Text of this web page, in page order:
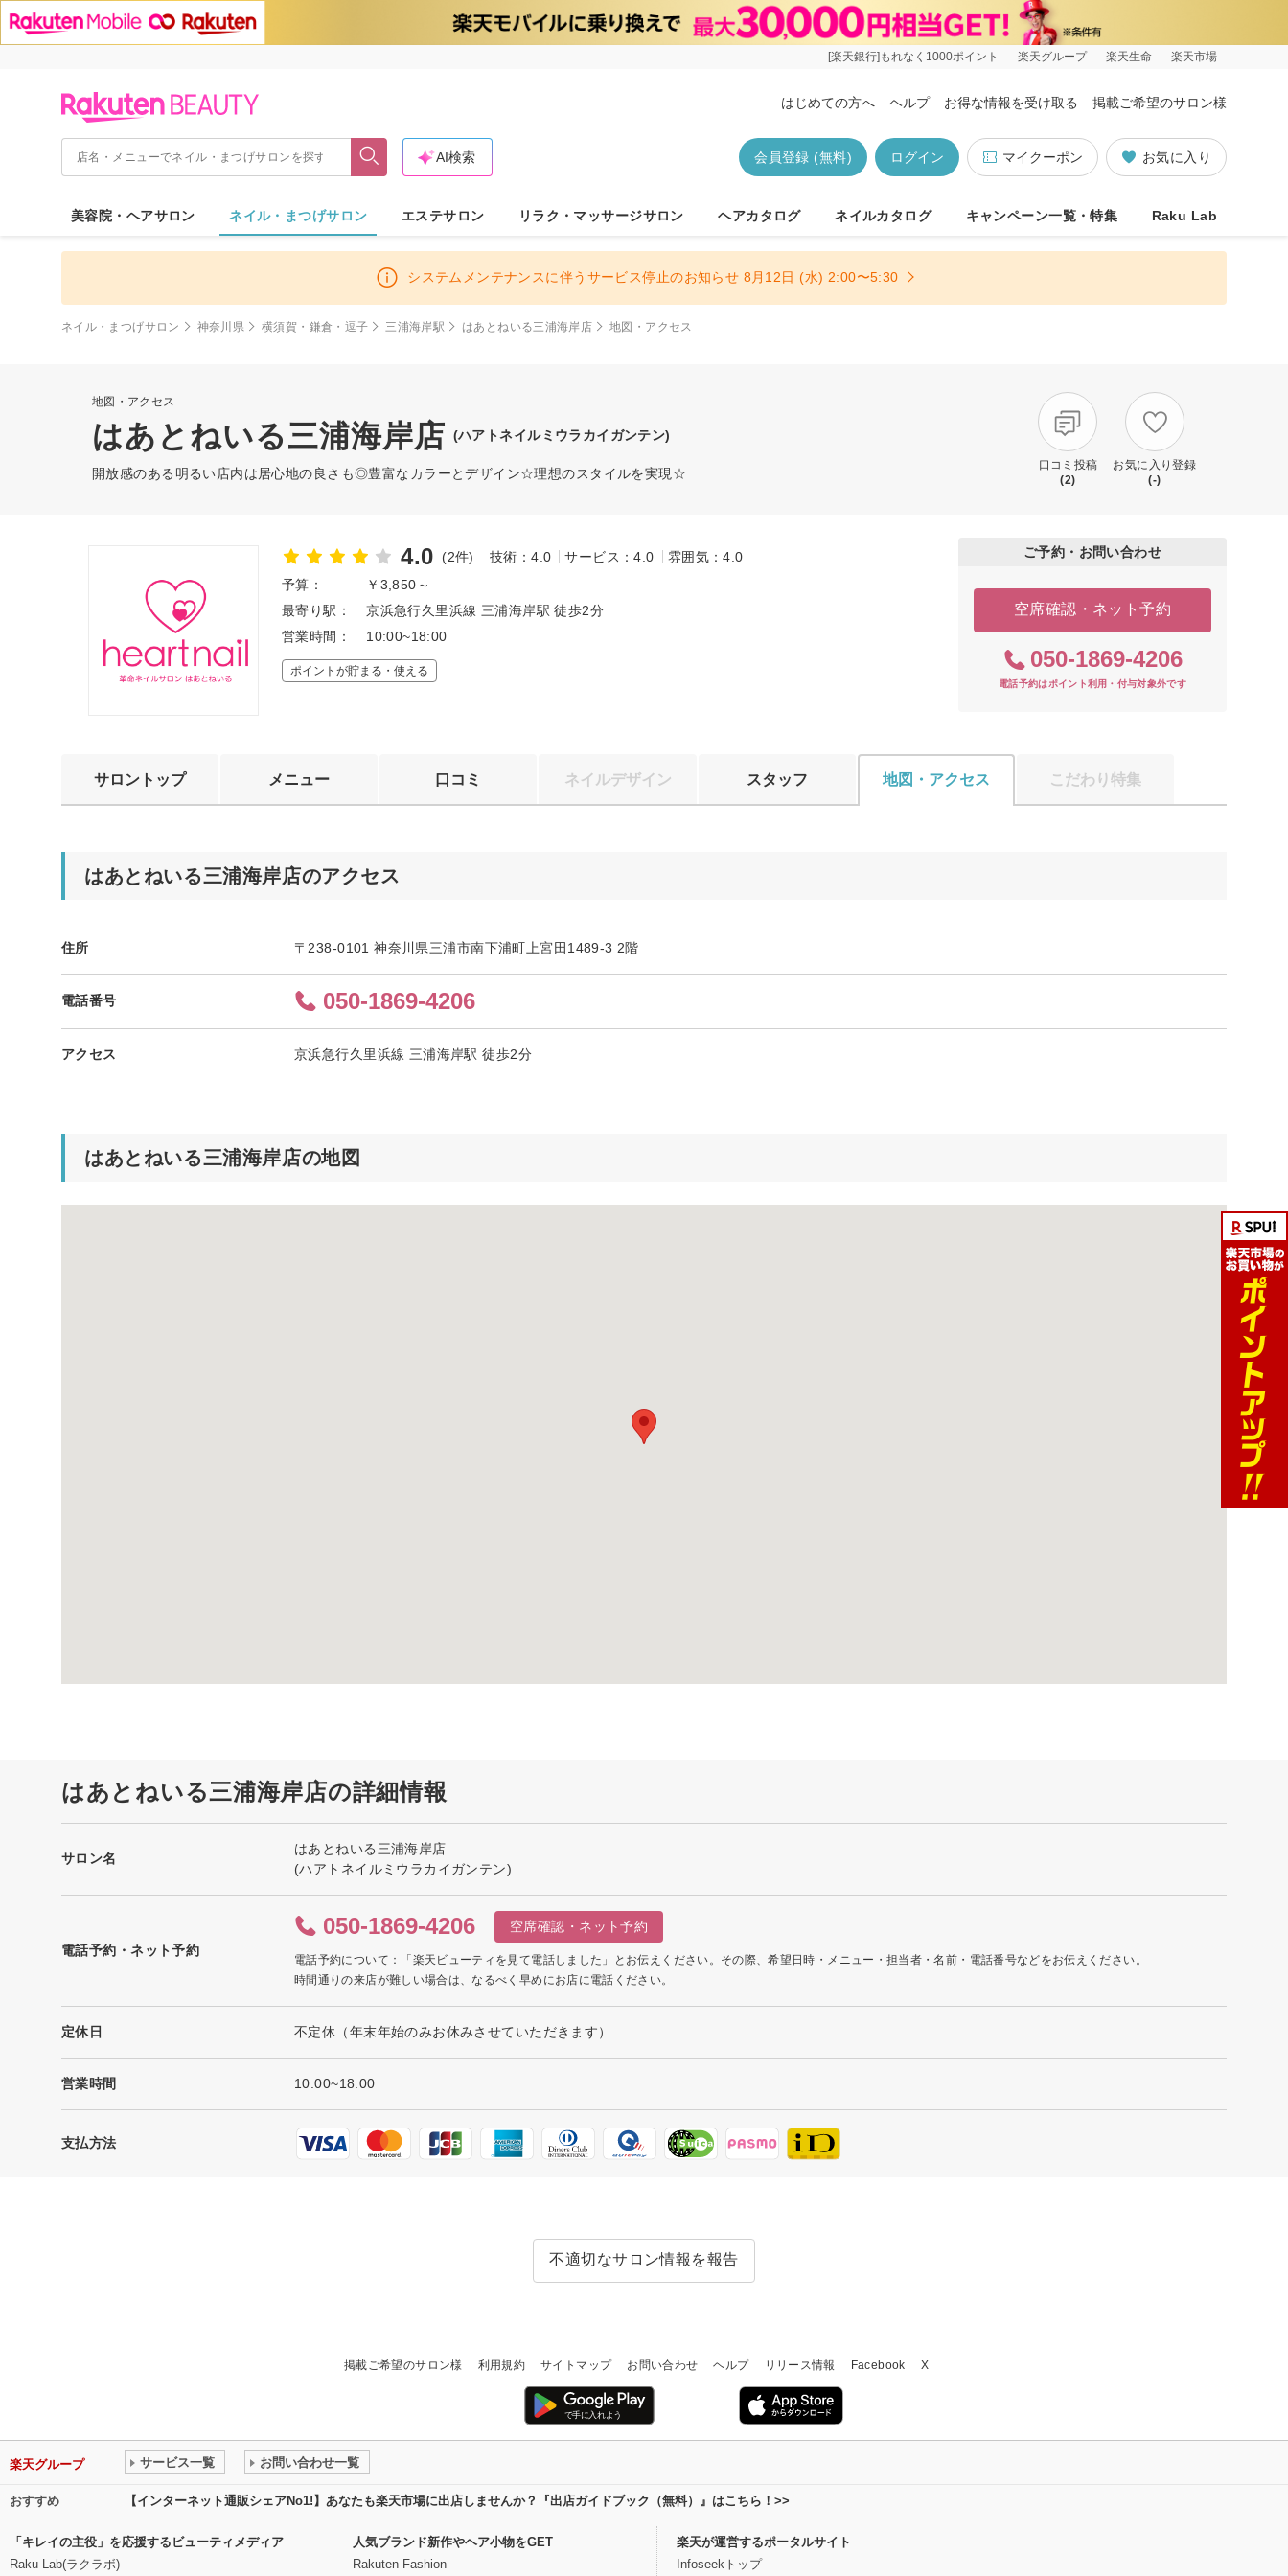
[楽天銀行]もれなく1000ポイント 楽天グループ 楽天生命 楽天市場
はじめての方へ ヘルプ お得な情報を受け取る 掲載ご希望のサロン様
お気に入り
マイクーポン
ログイン
会員登録 (無料)
AI検索
美容院・ヘアサロン ネイル・まつげサロン エステサロン リラク・マッサージサロン ヘアカタログ ネイルカタログ キャンペーン一覧・特集 Raku Lab
システムメンテナンスに伴うサービス停止のお知らせ 8月12日 (水) 2:00〜5:30
ネイル・まつげサロン 神奈川県 横須賀・鎌倉・逗子 三浦海岸駅 はあとねいる三浦海岸店 地図・アクセス
地図・アクセス
はあとねいる三浦海岸店 (ハアトネイルミウラカイガンテン)
開放感のある明るい店内は居心地の良さも◎豊富なカラーとデザイン☆理想のスタイルを実現☆
口コミ投稿
(2)
お気に入り登録
(-)
4.0 (2件) 技術：4.0 サービス：4.0
雰囲気：4.0
予算：
￥3,850～
最寄り駅：
京浜急行久里浜線 三浦海岸駅 徒歩2分
営業時間：
10:00~18:00
ポイントが貯まる・使える
ご予約・お問い合わせ
空席確認・ネット予約
050-1869-4206
電話予約はポイント利用・付与対象外です
サロントップ メニュー 口コミ ネイルデザイン スタッフ 地図・アクセス こだわり特集
はあとねいる三浦海岸店のアクセス
住所 〒238-0101 神奈川県三浦市南下浦町上宮田1489-3 2階
電話番号 050-1869-4206
アクセス 京浜急行久里浜線 三浦海岸駅 徒歩2分
はあとねいる三浦海岸店の地図
はあとねいる三浦海岸店の詳細情報
サロン名
はあとねいる三浦海岸店
(ハアトネイルミウラカイガンテン)
電話予約・ネット予約
050-1869-4206 空席確認・ネット予約
電話予約について：「楽天ビューティを見て電話しました」とお伝えください。その際、希望日時・メニュー・担当者・名前・電話番号などをお伝えください。
時間通りの来店が難しい場合は、なるべく早めにお店に電話ください。
定休日 不定休（年末年始のみお休みさせていただきます）
営業時間 10:00~18:00
支払方法
不適切なサロン情報を報告
掲載ご希望のサロン様 利用規約 サイトマップ お問い合わせ ヘルプ リリース情報 Facebook X
楽天グループ サービス一覧 お問い合わせ一覧
おすすめ 【インターネット通販シェアNo1!】あなたも楽天市場に出店しませんか？『出店ガイドブック（無料）』はこちら！>>
「キレイの主役」を応援するビューティメディア
Raku Lab(ラクラボ)
人気ブランド新作やヘア小物をGET
Rakuten Fashion
楽天が運営するポータルサイト
Infoseekトップ